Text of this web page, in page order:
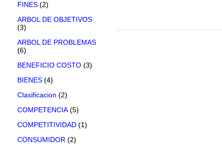
FINES (2)
ARBOL DE OBJETIVOS
(3)
ARBOL DE PROBLEMAS
(6)
BENEFICIO COSTO (3)
BIENES (4)
Clasificacion (2)
COMPETENCIA (5)
COMPETITIVIDAD (1)
CONSUMIDOR (2)